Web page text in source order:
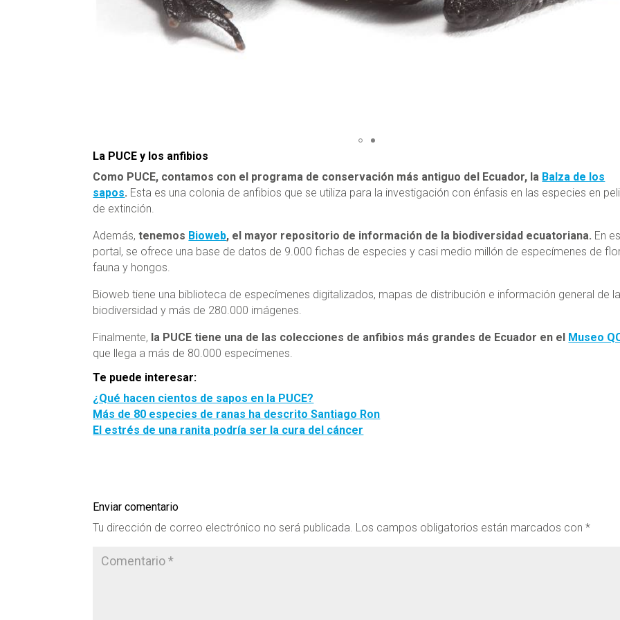
La PUCE y los anfibios
Como PUCE, contamos con el programa de conservación más antiguo del Ecuador, la Balza de los
sapos. Esta es una colonia de anfibios que se utiliza para la investigación con énfasis en las especies en
de extinción.
Además,tenemos Bioweb, el mayor repositorio de información de la biodiversidad ecuatoriana. En
portal, se ofrece una base de datos de 9.000 fichas de especies y casi medio millón de especímenes de
fauna y hongos.
Bioweb tiene una biblioteca de especímenes digitalizados, mapas de distribución e información general de la
biodiversidad y más de 280.000 imágenes.
Finalmente, la PUCE tiene una de las colecciones de anfibios más grandes de Ecuador en el Museo
que llega a más de 80.000 especímenes.
Te puede interesar:
¿Qué hacen cientos de sapos en la PUCE?
Más de 80 especies de ranas ha descrito Santiago Ron
El estrés de una ranita podría ser la cura del cáncer
Enviar comentario
Tu dirección de correo electrónico no será publicada. Los campos obligatorios están marcados con*